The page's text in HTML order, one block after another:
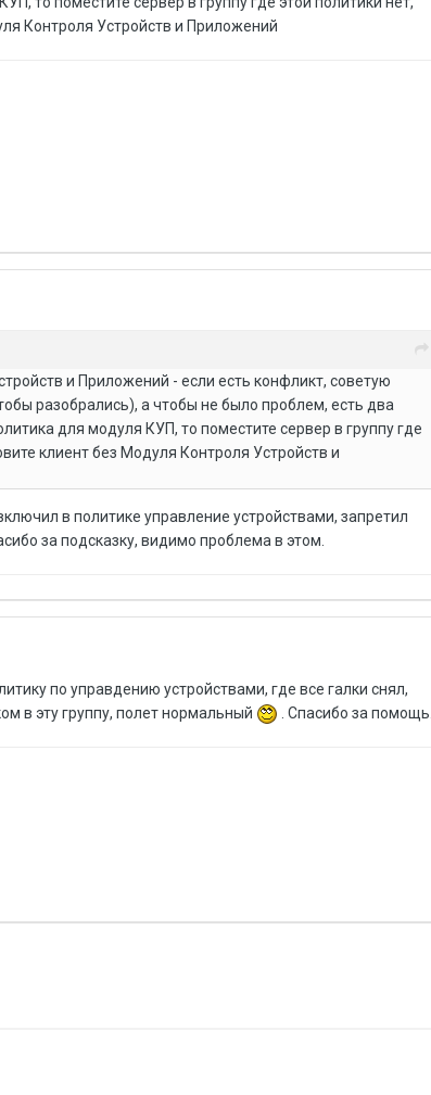
Контроля Устройств и Приложений
и Приложений - если есть конфликт, советую
разобрались), а чтобы не было проблем, есть два
для модуля КУП, то поместите сервер в группу где
клиент без Модуля Контроля Устройств и
в политике управление устройствами, запретил
за подсказку, видимо проблема в этом.
по управдению устройствами, где все галки снял,
в эту группу, полет нормальный
. Спасибо за помощь.